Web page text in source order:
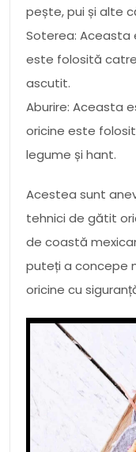
pește, pui și alte
Soterea:
este folosită
ascutit.
Aburire: Aceasta
oricine este
legume și hant.
Acestea sunt
tehnici de gătit
de coastă
puteți a concepe
oricine cu